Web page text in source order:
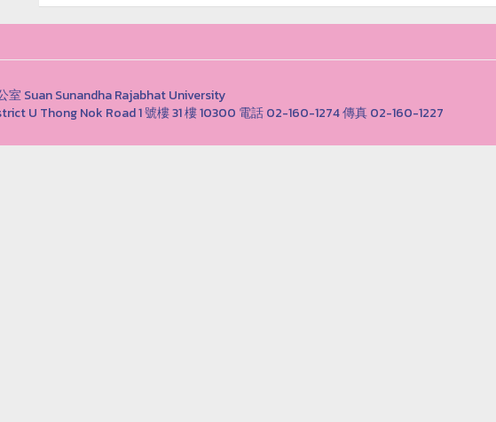
室 Suan Sunandha Rajabhat University
U Thong Nok Road 1 號樓 31 樓 10300 電話 02-160-1274 傳真 02-160-1227